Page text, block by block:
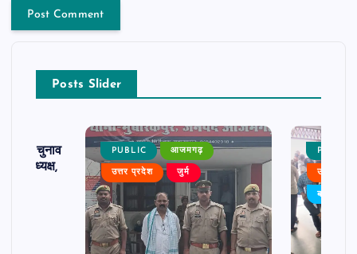
Posts Slider
का चुनाव
बने अध्यक्ष,
PUBLIC आजमगढ़
उत्तर प्रदेश जुर्म
PUBLIC
उत्तर
बड़ी खबर